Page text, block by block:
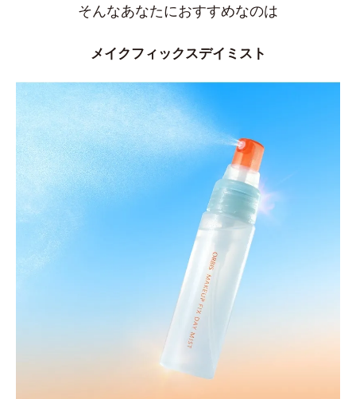
そんなあなたにおすすめなのは
メイクフィックスデイミスト